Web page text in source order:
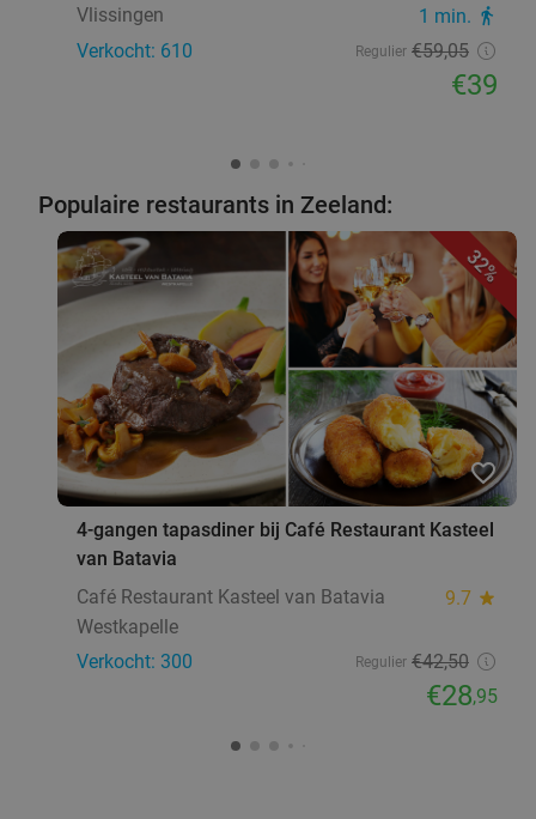
Vlissingen 1 min. directions_walk
Verkocht: 610 Regulier €59,05
€39
Populaire restaurants in Zeeland:
32%
favorite_border
4-gangen tapasdiner bij Café Restaurant Kasteel
van Batavia
Café Restaurant Kasteel van Batavia
9.7 star
Westkapelle
Verkocht: 300
Regulier €42,50
€28,95